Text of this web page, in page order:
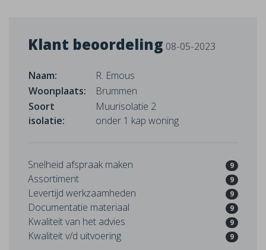
Klant beoordeling 08-05-2023
Naam:
R. Emous
Woonplaats:
Brummen
Soort
isolatie:
Muurisolatie 2
onder 1 kap woning
Snelheid afspraak maken 9
Assortiment 9
Levertijd werkzaamheden 9
Documentatie materiaal 9
Kwaliteit van het advies 9
Kwaliteit v/d uitvoering 9